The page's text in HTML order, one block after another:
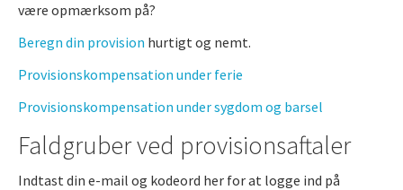
være opmærksom på?
Beregn din provision hurtigt og nemt.
Provisionskompensation under ferie
Provisionskompensation under sygdom og barsel
Faldgruber ved provisionsaftaler
Indtast din e-mail og kodeord her for at logge ind på